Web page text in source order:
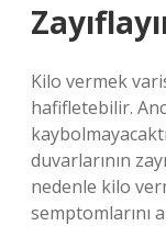
Kilo vermek
hafifletebilir.
duvarlarının
nedenle kilo
semptomlarını